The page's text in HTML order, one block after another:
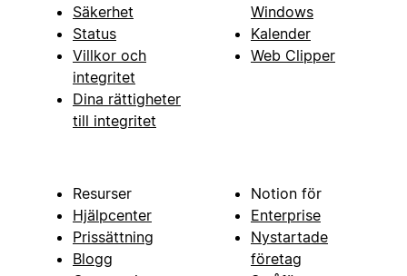
Säkerhet
Status
Villkor och
integritet
Dina rättigheter
till integritet
Windows
Kalender
Web Clipper
Resurser
Hjälpcenter
Prissättning
Blogg
Notion för
Enterprise
Nystartade
företag